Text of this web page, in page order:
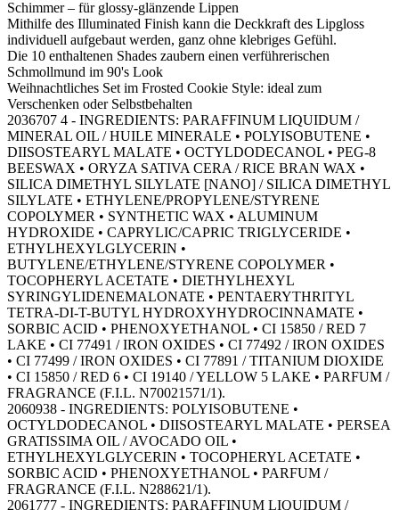
Schimmer – für glossy-glänzende Lippen
Mithilfe des Illuminated Finish kann die Deckkraft des Lipgloss
individuell aufgebaut werden, ganz ohne klebriges Gefühl.
Die 10 enthaltenen Shades zaubern einen verführerischen
Schmollmund im 90's Look
Weihnachtliches Set im Frosted Cookie Style: ideal zum
Verschenken oder Selbstbehalten
2036707 4 - INGREDIENTS: PARAFFINUM LIQUIDUM /
MINERAL OIL / HUILE MINERALE • POLYISOBUTENE •
DIISOSTEARYL MALATE • OCTYLDODECANOL • PEG-8
BEESWAX • ORYZA SATIVA CERA / RICE BRAN WAX •
SILICA DIMETHYL SILYLATE [NANO] / SILICA DIMETHYL
SILYLATE • ETHYLENE/PROPYLENE/STYRENE
COPOLYMER • SYNTHETIC WAX • ALUMINUM
HYDROXIDE • CAPRYLIC/CAPRIC TRIGLYCERIDE •
ETHYLHEXYLGLYCERIN •
BUTYLENE/ETHYLENE/STYRENE COPOLYMER •
TOCOPHERYL ACETATE • DIETHYLHEXYL
SYRINGYLIDENEMALONATE • PENTAERYTHRITYL
TETRA-DI-T-BUTYL HYDROXYHYDROCINNAMATE •
SORBIC ACID • PHENOXYETHANOL • CI 15850 / RED 7
LAKE • CI 77491 / IRON OXIDES • CI 77492 / IRON OXIDES
• CI 77499 / IRON OXIDES • CI 77891 / TITANIUM DIOXIDE
• CI 15850 / RED 6 • CI 19140 / YELLOW 5 LAKE • PARFUM /
FRAGRANCE (F.I.L. N70021571/1).
2060938 - INGREDIENTS: POLYISOBUTENE •
OCTYLDODECANOL • DIISOSTEARYL MALATE • PERSEA
GRATISSIMA OIL / AVOCADO OIL •
ETHYLHEXYLGLYCERIN • TOCOPHERYL ACETATE •
SORBIC ACID • PHENOXYETHANOL • PARFUM /
FRAGRANCE (F.I.L. N288621/1).
2061777 - INGREDIENTS: PARAFFINUM LIQUIDUM /